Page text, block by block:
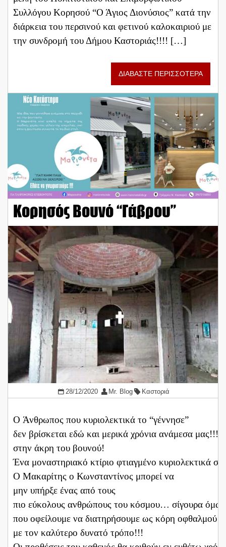
Συλλόγου Κορησού “Ο Άγιος Διονύσιος” κατά την
διάρκεια του περσινού και φετινού καλοκαιριού με
την συνδρομή του Δήμου Καστοριάς!!!! […]
ΔΙΑΒΑΣΤΕ ΠΕΡΙΣΣΟΤΕΡΑ
Κορησός Βουνό “Γάβρου”
28/12/2020 Mr. Blog Καστοριά
Ο Άνθρωπος που κυριολεκτικά το “γέννησε”
δεν βρίσκεται εδώ και μερικά χρόνια ανάμεσα μας!!!
στην άκρη του βουνού!
Ένα μοναστηριακό κτίριο φτιαγμένο κυριολεκτικά
Ο Μακαρίτης ο Κωνσταντίνος μπορεί να
μην υπήρξε ένας από τους
πιο εύκολους ανθρώπους του κόσμου… σίγουρα
που οφείλουμε να διατηρήσουμε ως κόρη οφθαλμού
με τον καλύτερο δυνατό τρόπο!!!